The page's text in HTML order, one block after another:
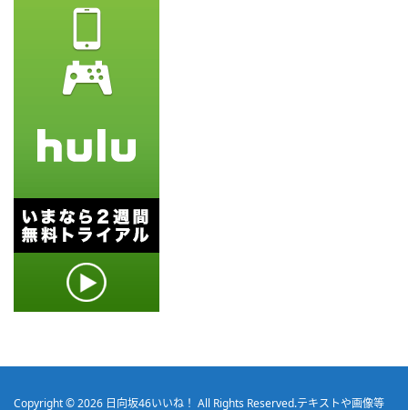
Copyright © 2026 日向坂46いいね！ All Rights Reserved.テキストや画像等